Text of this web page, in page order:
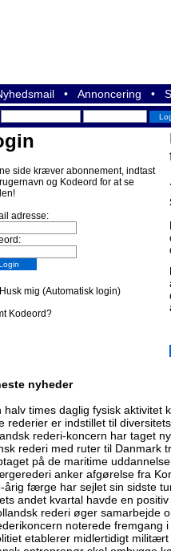
• Annoncering •
side kræver abonnement, indtast
og Kodeord for at se
adresse:
Husk mig (Automatisk login)
Kodeord?
nyheder
halv times daglig fysisk aktivitet
rederier er indstillet til
rederi-koncern har taget
rederi med ruter til Danmark
på de maritime
anker afgørelse fra
årig færge har sejlet sin sidste
andet kvartal havde en
rederi øger samarbejde
noterede fremgang
etablerer midlertidigt